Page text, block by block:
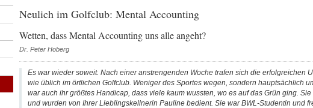
Neulich im Golfclub: Mental Accounting
Wetten, dass Mental Accounting uns alle angeht?
Dr. Peter Hoberg
Es war wieder soweit. Nach einer anstrengenden Woche trafen sich die erfolgreichen
wie üblich im örtlichen Golfclub. Weniger des Sportes wegen, sondern hauptsächlich
war auch ihr größtes Handicap, dass viele kaum wussten, wo es auf das Grün ging.
und wurden von Ihrer Lieblingskellnerin Pauline bedient. Sie war BWL-Studentin und